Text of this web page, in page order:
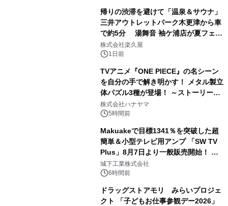
帰りの渋滞を避けて「温泉＆サウナ」
三井アウトレットパーク木更津から車
で約5分 湯舞音 袖ケ浦店が夏フェア
メニューを提供
株式会社楽久屋
1日前
TVアニメ『ONE PIECE』の名シーン
を自分の手で解き明かす！ メタル製立
体パズル3種が登場！ ～ストーリーと
ギミックが融合した 大人の体験型パズ
ルが8月7日(金)12時より先行予約受付
株式会社ハナヤマ
5時間前
Makuakeで目標1341％を突破した超
簡単＆小型テレビ用アンプ 「SW TV
Plus」8月7日より一般販売開始！ ケ
ーブル1本つなぐだけ、テレビの音が
ぐっと豊かに
城下工業株式会社
6時間前
ドラッグストアモリ みらいプロジェ
クト 「子どもお仕事参観デー2026」